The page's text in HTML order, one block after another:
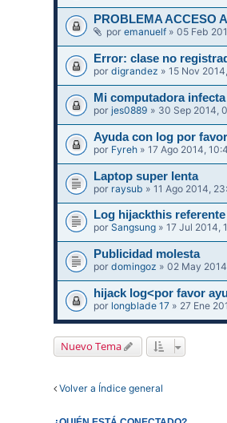
PROBLEMA ACCESO
poremanuelf » 05 Feb
Error: clase no
pordigrandez » 15 Nov
Mi computadora
porjes0889 » 30 Sep 2014,
Ayuda con log por
por Fyreh » 17 Ago 2014,
Laptop super lenta
por raysub » 11 Ago 2014,
Log hijackthis
porSangsung » 17 Jul 2014,
Publicidad molesta
pordomingoz » 02 May
hijack log<por favor
por longblade 17 » 27 Ene
Nuevo Tema
Volver a Índice general